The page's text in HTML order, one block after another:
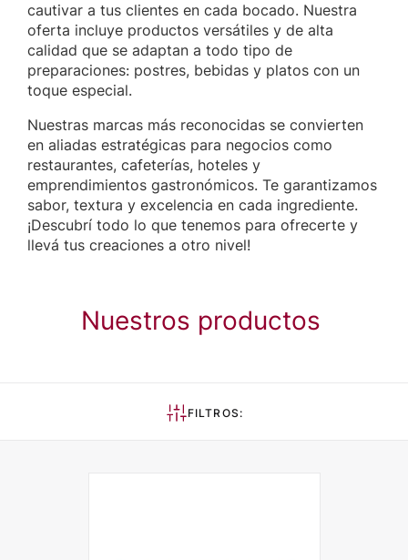
cautivar a tus clientes en cada bocado. Nuestra
oferta incluye productos versátiles y de alta
calidad que se adaptan a todo tipo de
preparaciones: postres, bebidas y platos con un
toque especial.
Nuestras marcas más reconocidas se convierten
en aliadas estratégicas para negocios como
restaurantes, cafeterías, hoteles y
emprendimientos gastronómicos. Te garantizamos
sabor, textura y excelencia en cada ingrediente.
¡Descubrí todo lo que tenemos para ofrecerte y
llevá tus creaciones a otro nivel!
Nuestros productos
FILTROS: